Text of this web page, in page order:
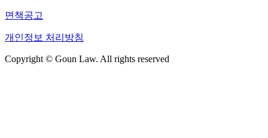
면책공고
개인정보 처리방침
Copyright © Goun Law. All rights reserved